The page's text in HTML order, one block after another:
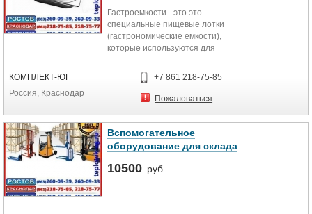
Гастроемкости - это это
специальные пищевые лотки
(гастрономические емкости),
которые используются для
перевозки пищевых продуктов.
Существуют несколько видов
гастроемкостей:
КОМПЛЕКТ-ЮГ
Россия, Краснодар
+7 861 218-75-85
Пожаловаться
Вспомогательное
оборудование для склада
10500 руб.